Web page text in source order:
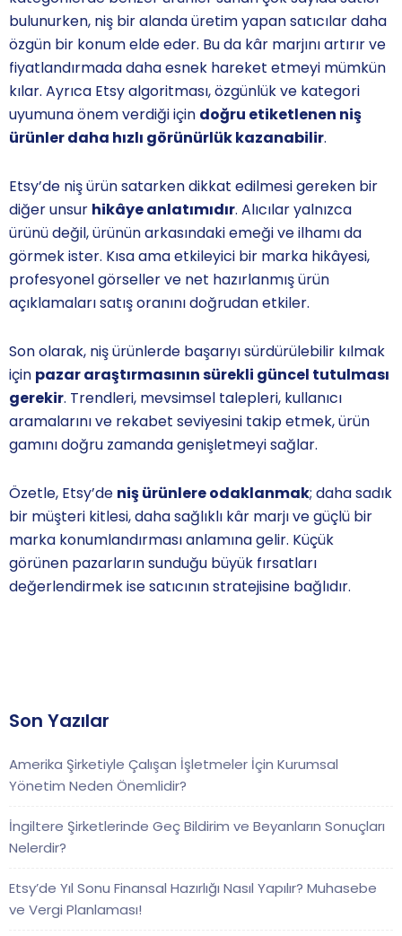
bulunurken, niş bir alanda üretim yapan satıcılar daha
özgün bir konum elde eder. Bu da kâr marjını artırır ve
fiyatlandırmada daha esnek hareket etmeyi mümkün
kılar. Ayrıca Etsy algoritması, özgünlük ve kategori
uyumuna önem verdiği için doğru etiketlenen niş
ürünler daha hızlı görünürlük kazanabilir.
Etsy’de niş ürün satarken dikkat edilmesi gereken bir
diğer unsur hikâye anlatımıdır. Alıcılar yalnızca
ürünü değil, ürünün arkasındaki emeği ve ilhamı da
görmek ister. Kısa ama etkileyici bir marka hikâyesi,
profesyonel görseller ve net hazırlanmış ürün
açıklamaları satış oranını doğrudan etkiler.
Son olarak, niş ürünlerde başarıyı sürdürülebilir kılmak
için pazar araştırmasının sürekli güncel tutulması
gerekir. Trendleri, mevsimsel talepleri, kullanıcı
aramalarını ve rekabet seviyesini takip etmek, ürün
gamını doğru zamanda genişletmeyi sağlar.
Özetle, Etsy’de niş ürünlere odaklanmak; daha sadık
bir müşteri kitlesi, daha sağlıklı kâr marjı ve güçlü bir
marka konumlandırması anlamına gelir. Küçük
görünen pazarların sunduğu büyük fırsatları
değerlendirmek ise satıcının stratejisine bağlıdır.
Son Yazılar
Amerika Şirketiyle Çalışan İşletmeler İçin Kurumsal
Yönetim Neden Önemlidir?
İngiltere Şirketlerinde Geç Bildirim ve Beyanların Sonuçları
Nelerdir?
Etsy’de Yıl Sonu Finansal Hazırlığı Nasıl Yapılır? Muhasebe
ve Vergi Planlaması!